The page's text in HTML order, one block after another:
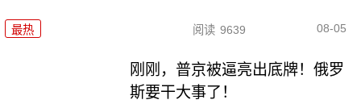
最热 阅读 9639 08-05
刚刚，普京被逼亮出底牌！俄罗
斯要干大事了！